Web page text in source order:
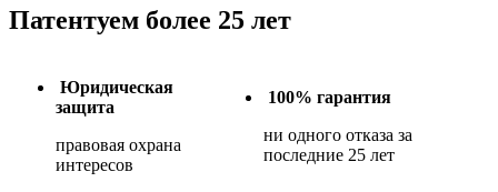
Патентуем более 25 лет
Юридическая
защита
правовая охрана
интересов
100% гарантия
ни одного отказа за
последние 25 лет